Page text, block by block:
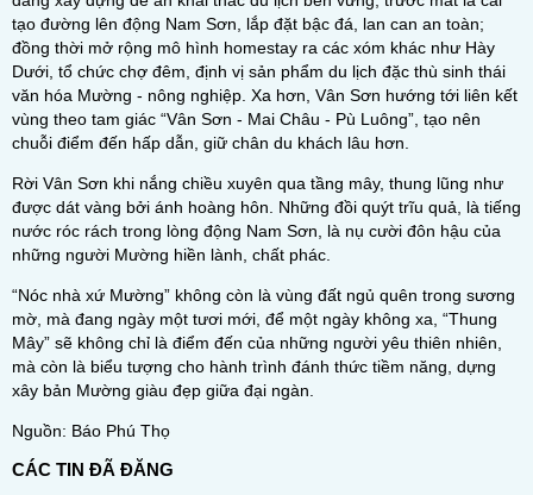
tạo đường lên động Nam Sơn, lắp đặt bậc đá, lan can an toàn;
đồng thời mở rộng mô hình homestay ra các xóm khác như Hày
Dưới, tổ chức chợ đêm, định vị sản phẩm du lịch đặc thù sinh thái
văn hóa Mường - nông nghiệp. Xa hơn, Vân Sơn hướng tới liên kết
vùng theo tam giác “Vân Sơn - Mai Châu - Pù Luông”, tạo nên
chuỗi điểm đến hấp dẫn, giữ chân du khách lâu hơn.
Rời Vân Sơn khi nắng chiều xuyên qua tầng mây, thung lũng như
được dát vàng bởi ánh hoàng hôn. Những đồi quýt trĩu quả, là tiếng
nước róc rách trong lòng động Nam Sơn, là nụ cười đôn hậu của
những người Mường hiền lành, chất phác.
“Nóc nhà xứ Mường” không còn là vùng đất ngủ quên trong sương
mờ, mà đang ngày một tươi mới, để một ngày không xa, “Thung
Mây” sẽ không chỉ là điểm đến của những người yêu thiên nhiên,
mà còn là biểu tượng cho hành trình đánh thức tiềm năng, dựng
xây bản Mường giàu đẹp giữa đại ngàn.
Nguồn: Báo Phú Thọ
CÁC TIN ĐÃ ĐĂNG